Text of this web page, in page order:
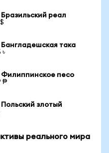
реал
така
৳
Филиппинское песо
₱
Польский злотый
реального мира